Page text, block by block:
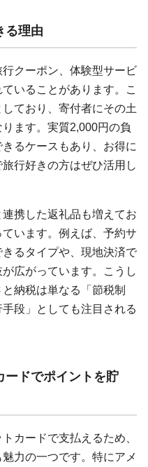
る理由
クーポン、体験型サービ
いることがあります。こ
ており、寄付者にその土
ます。実質2,000円の負
るケースもあり、お得に
行好きの方はぜひ活用し
携した返礼品も増えてお
います。例えば、予約サ
るタイプや、現地決済で
広がっています。こうし
納税は単なる「節税制
段」としても注目される
ードでポイントを貯
カードで支払えるため、
力の一つです。特にアメ